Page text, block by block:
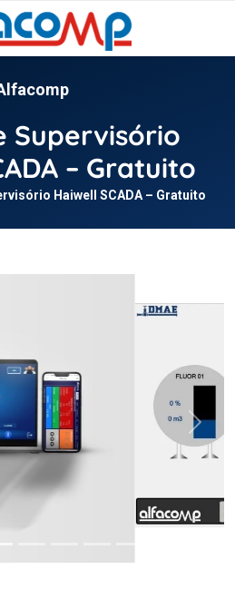
Supervisório
– Gratuito
Haiwell SCADA – Gratuito
Next